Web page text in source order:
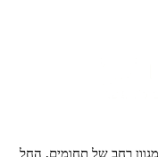
רחב של תחומים, החל